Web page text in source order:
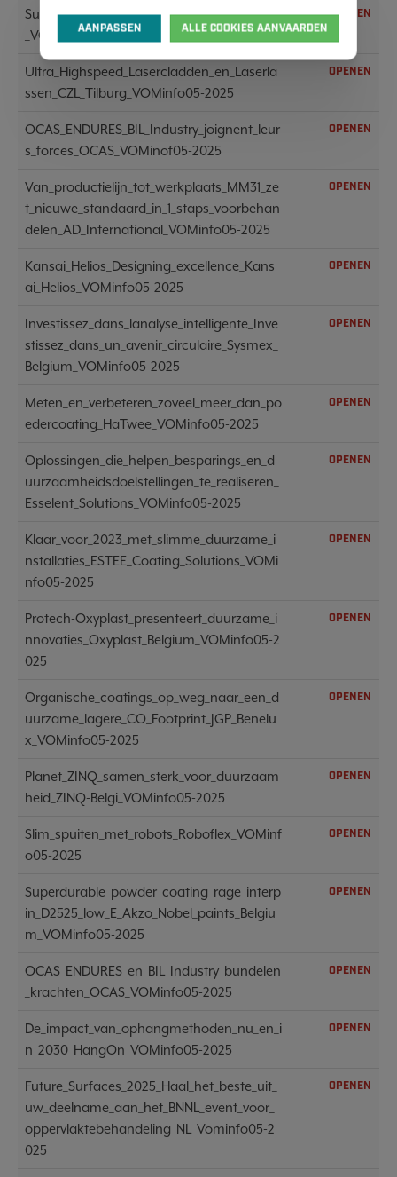
SurTec_is_klaar_voor_2030_SurTec_Benelux
_VOMinfo05-2025
OPENEN
Ultra_Highspeed_Lasercladden_en_Laserla
ssen_CZL_Tilburg_VOMinfo05-2025
OPENEN
OCAS_ENDURES_BIL_Industry_joignent_leur
s_forces_OCAS_VOMinof05-2025
OPENEN
Van_productielijn_tot_werkplaats_MM31_ze
t_nieuwe_standaard_in_1_staps_voorbehan
delen_AD_International_VOMinfo05-2025
OPENEN
Kansai_Helios_Designing_excellence_Kans
ai_Helios_VOMinfo05-2025
OPENEN
Investissez_dans_lanalyse_intelligente_Inve
stissez_dans_un_avenir_circulaire_Sysmex_
Belgium_VOMinfo05-2025
OPENEN
Meten_en_verbeteren_zoveel_meer_dan_po
edercoating_HaTwee_VOMinfo05-2025
OPENEN
Oplossingen_die_helpen_besparings_en_d
uurzaamheidsdoelstellingen_te_realiseren_
Esselent_Solutions_VOMinfo05-2025
OPENEN
Klaar_voor_2023_met_slimme_duurzame_i
nstallaties_ESTEE_Coating_Solutions_VOMi
nfo05-2025
OPENEN
Protech-Oxyplast_presenteert_duurzame_i
nnovaties_Oxyplast_Belgium_VOMinfo05-2
025
OPENEN
Organische_coatings_op_weg_naar_een_d
uurzame_lagere_CO_Footprint_JGP_Benelu
x_VOMinfo05-2025
OPENEN
Planet_ZINQ_samen_sterk_voor_duurzaam
heid_ZINQ-Belgi_VOMinfo05-2025
OPENEN
Slim_spuiten_met_robots_Roboflex_VOMinf
o05-2025
OPENEN
Superdurable_powder_coating_rage_interp
in_D2525_low_E_Akzo_Nobel_paints_Belgiu
m_VOMinfo05-2025
OPENEN
OCAS_ENDURES_en_BIL_Industry_bundelen
_krachten_OCAS_VOMinfo05-2025
OPENEN
De_impact_van_ophangmethoden_nu_en_i
n_2030_HangOn_VOMinfo05-2025
OPENEN
Future_Surfaces_2025_Haal_het_beste_uit_
uw_deelname_aan_het_BNNL_event_voor_
oppervlaktebehandeling_NL_Vominfo05-2
025
OPENEN
AANPASSEN ALLE COOKIES AANVAARDEN